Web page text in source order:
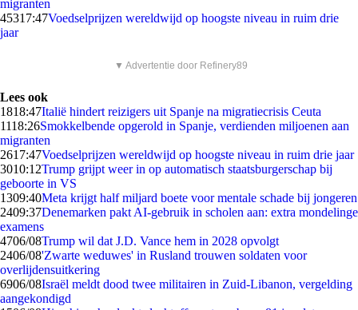
migranten
45317:47Voedselprijzen wereldwijd op hoogste niveau in ruim drie
jaar
▼ Advertentie door Refinery89
Lees ook
1818:47Italië hindert reizigers uit Spanje na migratiecrisis Ceuta
1118:26Smokkelbende opgerold in Spanje, verdienden miljoenen aan
migranten
2617:47Voedselprijzen wereldwijd op hoogste niveau in ruim drie jaar
3010:12Trump grijpt weer in op automatisch staatsburgerschap bij
geboorte in VS
1309:40Meta krijgt half miljard boete voor mentale schade bij jongeren
2409:37Denemarken pakt AI-gebruik in scholen aan: extra mondelinge
examens
4706/08Trump wil dat J.D. Vance hem in 2028 opvolgt
2406/08'Zwarte weduwes' in Rusland trouwen soldaten voor
overlijdensuitkering
6906/08Israël meldt dood twee militairen in Zuid-Libanon, vergelding
aangekondigd